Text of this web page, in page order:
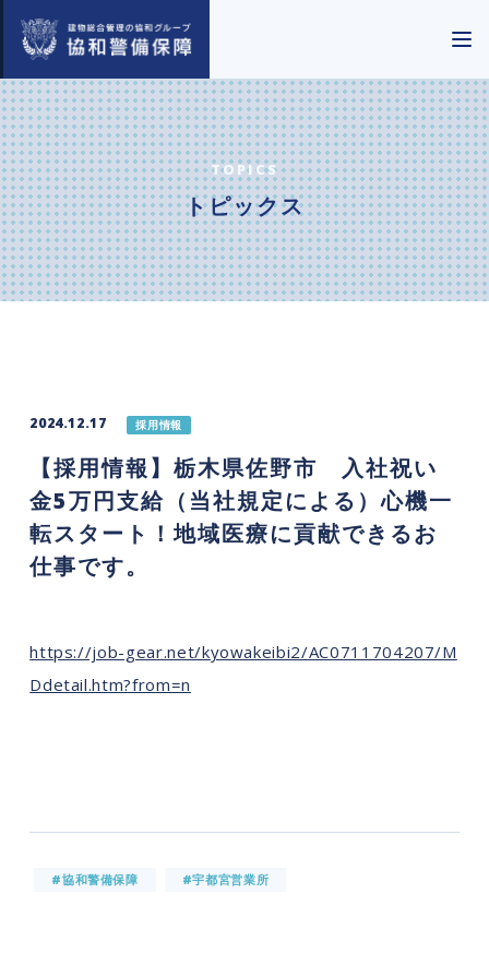
TOPICS
トピックス
2024.12.17 採用情報
【採用情報】栃木県佐野市 入社祝い
金5万円支給（当社規定による）心機一
転スタート！地域医療に貢献できるお
仕事です。
https://job-gear.net/kyowakeibi2/AC0711704207/M
Ddetail.htm?from=n
#協和警備保障 #宇都宮営業所